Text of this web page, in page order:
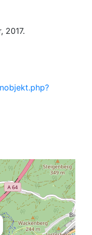
2017.